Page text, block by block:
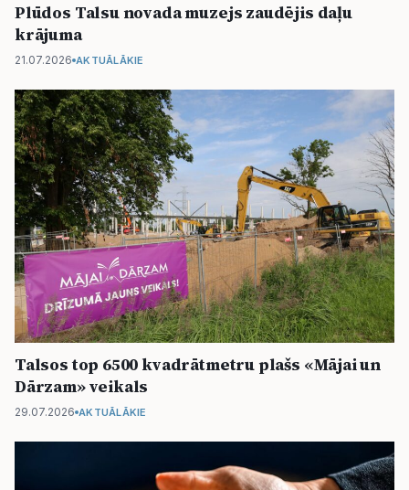
Plūdos Talsu novada muzejs zaudējis daļu
krājuma
21.07.2026 AKTUĀLĀKIE
Talsos top 6500 kvadrātmetru plašs «Mājai un
Dārzam» veikals
29.07.2026 AKTUĀLĀKIE